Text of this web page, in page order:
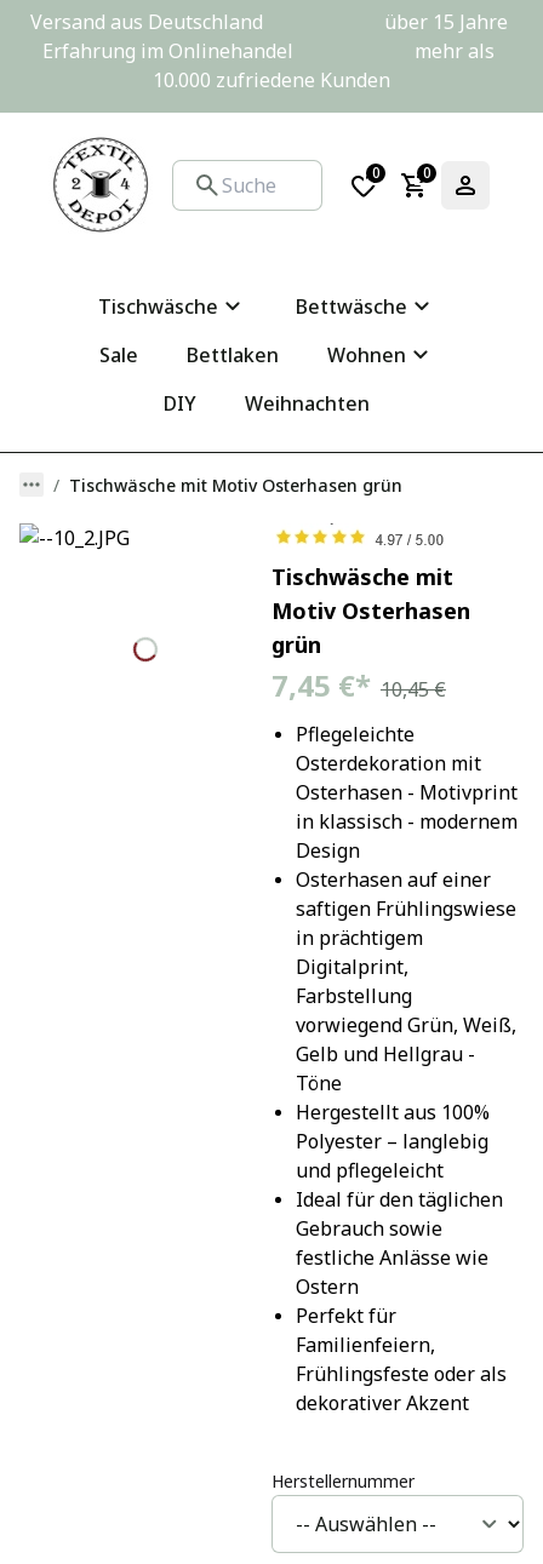
Versand aus Deutschland                         über 15 Jahre
Erfahrung im Onlinehandel                         mehr als
10.000 zufriedene Kunden
0 0
Tischwäsche
Bettwäsche
Sale
Bettlaken
Wohnen
DIY
Weihnachten
Tischwäsche mit Motiv Osterhasen grün
Tischwäsche mit
Motiv Osterhasen
grün
7,45 €* 10,45 €
Pflegeleichte
Osterdekoration mit
Osterhasen - Motivprint
in klassisch - modernem
Design
Osterhasen auf einer
saftigen Frühlingswiese
in prächtigem
Digitalprint,
Farbstellung
vorwiegend Grün, Weiß,
Gelb und Hellgrau -
Töne
Hergestellt aus 100%
Polyester – langlebig
und pflegeleicht
Ideal für den täglichen
Gebrauch sowie
festliche Anlässe wie
Ostern
Perfekt für
Familienfeiern,
Frühlingsfeste oder als
dekorativer Akzent
Herstellernummer